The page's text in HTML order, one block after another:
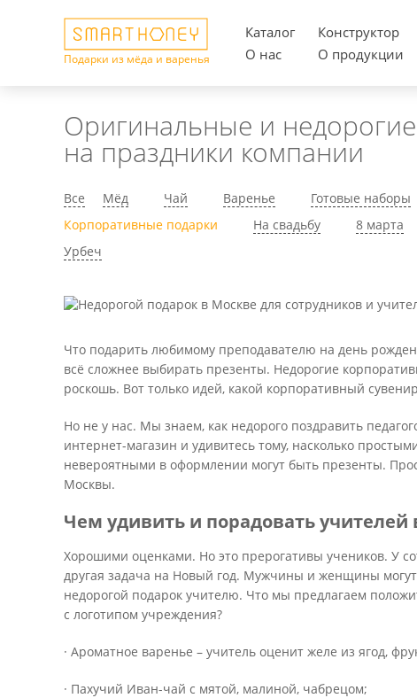
Подарки из мёда и варенья
Каталог Конструктор
О нас
О продукции
Оригинальные и
на праздники компании
Все Мёд Чай Варенье Готовые наборы
Корпоративные подарки
На свадьбу 8 марта
Урбеч
Что подарить любимому преподавателю на день
всё сложнее выбирать презенты. Недорогие
роскошь. Вот только идей, какой корпоративный
Но не у нас. Мы знаем, как недорого поздравить
интернет-магазин и удивитесь тому, насколько
невероятными в оформлении могут быть презенты.
Москвы.
Чем удивить и порадовать учителей
Хорошими оценками. Но это прерогативы учеников. У
другая задача на Новый год. Мужчины и женщины
недорогой подарок учителю. Что мы предлагаем
с логотипом учреждения?
· Ароматное варенье – учитель оценит желе из ягод,
· Пахучий Иван-чай с мятой, малиной, чабрецом;